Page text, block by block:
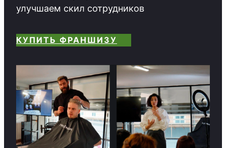
улучшаем скил сотрудников
КУПИТЬ ФРАНШИЗУ